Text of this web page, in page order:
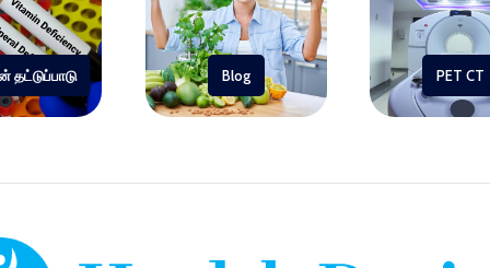
தட்டுப்பாடு Blog PET CT